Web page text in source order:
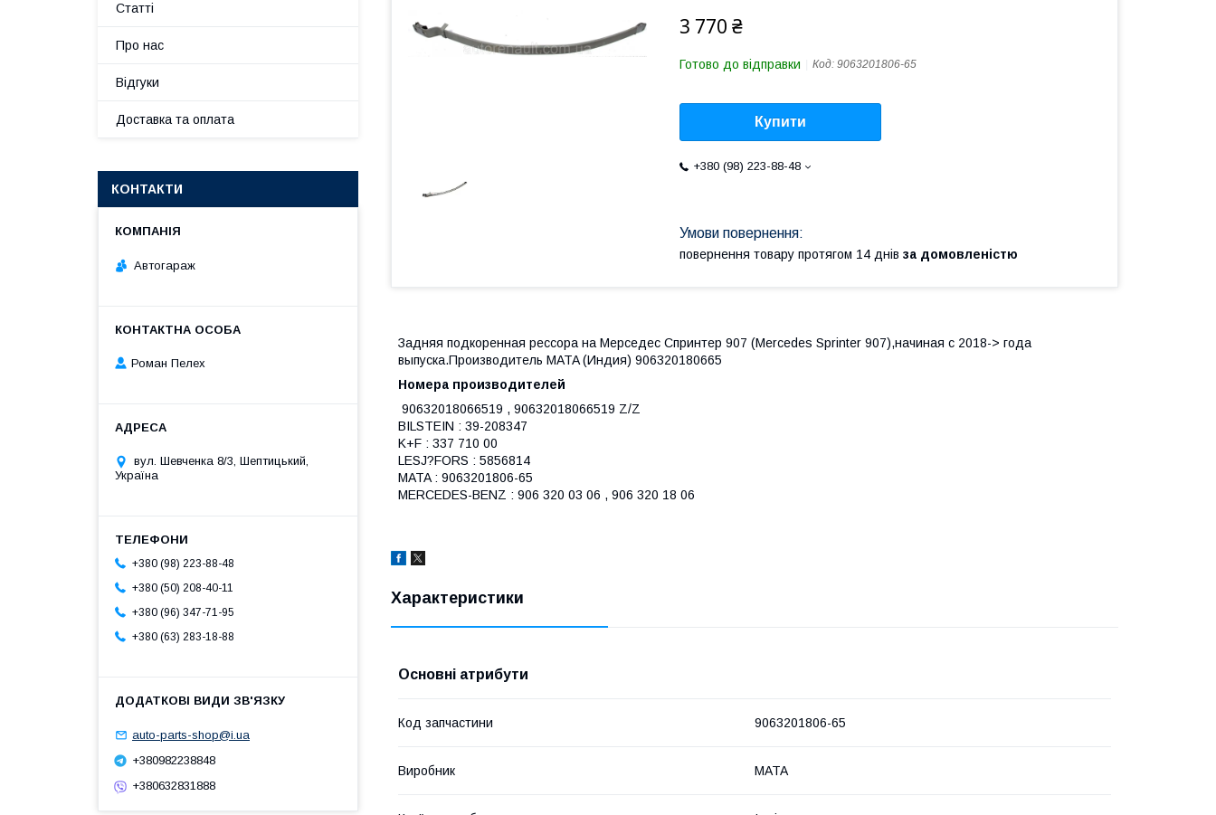
3 770 ₴
Готово до відправки Код: 9063201806-65
Купити
+380 (98) 223-88-48
повернення товару протягом 14 днів за домовленістю
Задняя подкоренная рессора на Мерседес Спринтер 907 (Mercedes Sprinter 907),начиная с 2018-> года
выпуска.Производитель MATA (Индия) 906320180665
Номера производителей
90632018066519 , 90632018066519 Z/Z
BILSTEIN : 39-208347
K+F : 337 710 00
LESJ?FORS : 5856814
MATA : 9063201806-65
MERCEDES-BENZ : 906 320 03 06 , 906 320 18 06
Характеристики
Основні атрибути
Код запчастини 9063201806-65
Виробник MATA
Статті
Про нас
Відгуки
Доставка та оплата
КОНТАКТИ
Автогараж
Роман Пелех
вул. Шевченка 8/3, Шептицький,
Україна
+380 (98) 223-88-48
+380 (50) 208-40-11
+380 (96) 347-71-95
+380 (63) 283-18-88
auto-parts-shop@i.ua
+380982238848
+380632831888